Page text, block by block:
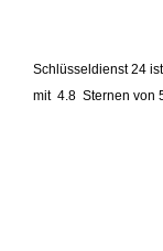
Schlüsseldienst 24
mit 4.8 Sternen von